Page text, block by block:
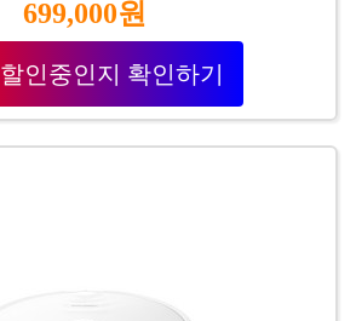
699,000원
인중인지 확인하기